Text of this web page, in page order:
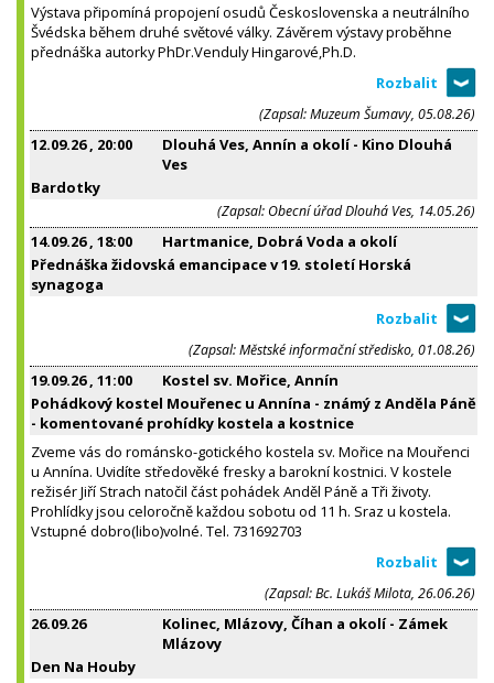
Výstava připomíná propojení osudů Československa a neutrálního
Švédska během druhé světové války. Závěrem výstavy proběhne
přednáška autorky PhDr.Venduly Hingarové,Ph.D.
(Zapsal: Muzeum Šumavy, 05.08.26)
12.09.26, 20:00
Dlouhá Ves, Annín a okolí - Kino Dlouhá
Ves
Bardotky
(Zapsal: Obecní úřad Dlouhá Ves, 14.05.26)
14.09.26, 18:00
Hartmanice, Dobrá Voda a okolí
Přednáška židovská emancipace v 19. století Horská
synagoga
(Zapsal: Městské informační středisko, 01.08.26)
19.09.26, 11:00
Kostel sv. Mořice, Annín
Pohádkový kostel Mouřenec u Annína - známý z Anděla Páně
- komentované prohídky kostela a kostnice
Zveme vás do románsko-gotického kostela sv. Mořice na Mouřenci
u Annína. Uvidíte středověké fresky a barokní kostnici. V kostele
režisér Jiří Strach natočil část pohádek Anděl Páně a Tři životy.
Prohlídky jsou celoročně každou sobotu od 11 h. Sraz u kostela.
Vstupné dobro(libo)volné. Tel. 731692703
(Zapsal: Bc. Lukáš Milota, 26.06.26)
26.09.26
Kolinec, Mlázovy, Číhan a okolí - Zámek
Mlázovy
Den Na Houby